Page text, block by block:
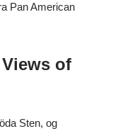
Pan American
of
Sten, og